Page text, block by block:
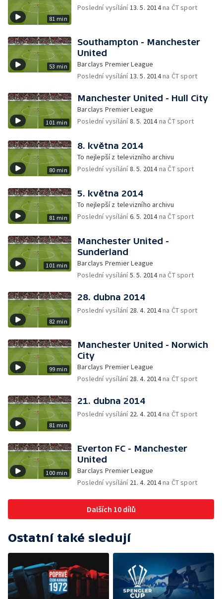
81 min
Poslední vysílání13. 5. 2014na ČT sport
53 min
Southampton - Manchester
United
Barclays Premier League
Poslední vysílání13. 5. 2014na ČT sport
101 min
Manchester United - Hull City
Barclays Premier League
Poslední vysílání8. 5. 2014na ČT sport
80 min
8. května 2014
To nejlepší z televizního archivu
Poslední vysílání8. 5. 2014na ČT sport
81 min
5. května 2014
To nejlepší z televizního archivu
Poslední vysílání6. 5. 2014na ČT sport
101 min
Manchester United -
Sunderland
Barclays Premier League
Poslední vysílání5. 5. 2014na ČT sport
82 min
28. dubna 2014
Poslední vysílání 28. 4. 2014na ČT sport
99 min
Manchester United - Norwich
City
Barclays Premier League
Poslední vysílání 28. 4. 2014na ČT sport
81 min
21. dubna 2014
Poslední vysílání 22. 4. 2014na ČT sport
100 min
Everton FC - Manchester
United
Barclays Premier League
Poslední vysílání 21. 4. 2014na ČT sport
Dalších 10 dílů
Ostatní také sledují